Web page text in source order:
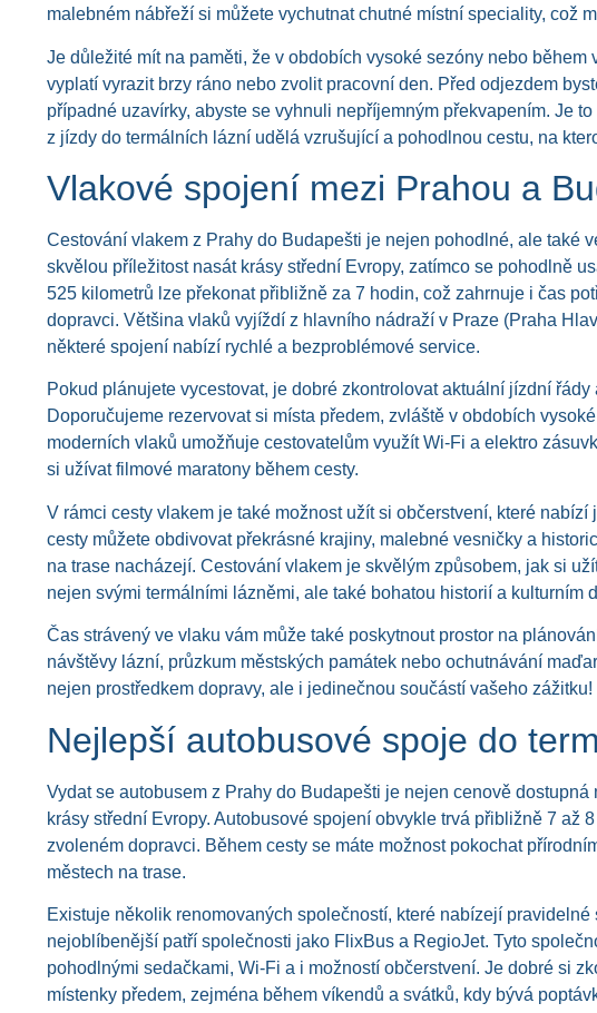
malebném nábřeží si můžete vychutnat chutné místní speciality, což
Je důležité mít na paměti, že v obdobích vysoké sezóny nebo
vyplatí vyrazit brzy ráno nebo zvolit pracovní den. Před odjezdem
případné uzavírky, abyste se vyhnuli nepříjemným překvapením. Je
z jízdy do termálních lázní udělá vzrušující a pohodlnou cestu, na
Vlakové spojení mezi Prahou a
Cestování vlakem z Prahy do Budapešti je nejen pohodlné, ale také
skvělou příležitost nasát krásy střední Evropy, zatímco se pohodlně
525 kilometrů lze překonat přibližně za 7 hodin, což zahrnuje i čas
dopravci. Většina vlaků vyjíždí z hlavního nádraží v Praze (Praha
některé spojení nabízí rychlé a bezproblémové service.
Pokud plánujete vycestovat, je dobré zkontrolovat aktuální jízdní
Doporučujeme rezervovat si místa předem, zvláště v obdobích
moderních vlaků umožňuje cestovatelům využít Wi-Fi a elektro
si užívat filmové maratony během cesty.
V rámci cesty vlakem je také možnost užít si občerstvení, které
cesty můžete obdivovat překrásné krajiny, malebné vesničky a
na trase nacházejí. Cestování vlakem je skvělým způsobem, jak si
nejen svými termálními lázněmi, ale také bohatou historií a kulturním
Čas strávený ve vlaku vám může také poskytnout prostor na
návštěvy lázní, průzkum městských památek nebo ochutnávání
nejen prostředkem dopravy, ale i jedinečnou součástí vašeho zážitku!
Nejlepší autobusové spoje do
Vydat se autobusem z Prahy do Budapešti je nejen cenově
krásy střední Evropy. Autobusové spojení obvykle trvá přibližně 7 až
zvoleném dopravci. Během cesty se máte možnost pokochat
městech na trase.
Existuje několik renomovaných společností, které nabízejí
nejoblíbenější patří společnosti jako FlixBus a RegioJet. Tyto
pohodlnými sedačkami, Wi-Fi a i možností občerstvení. Je dobré si
místenky předem, zejména během víkendů a svátků, kdy bývá